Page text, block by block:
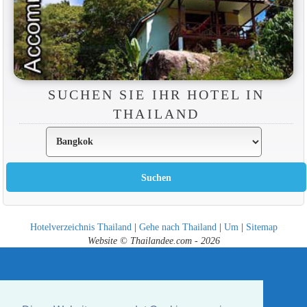
SUCHEN SIE IHR HOTEL IN
THAILAND
Hotelverzeichnis Thailand | Gehe nach Thailand | Um | Sitemap
Website © Thailandee.com - 2026